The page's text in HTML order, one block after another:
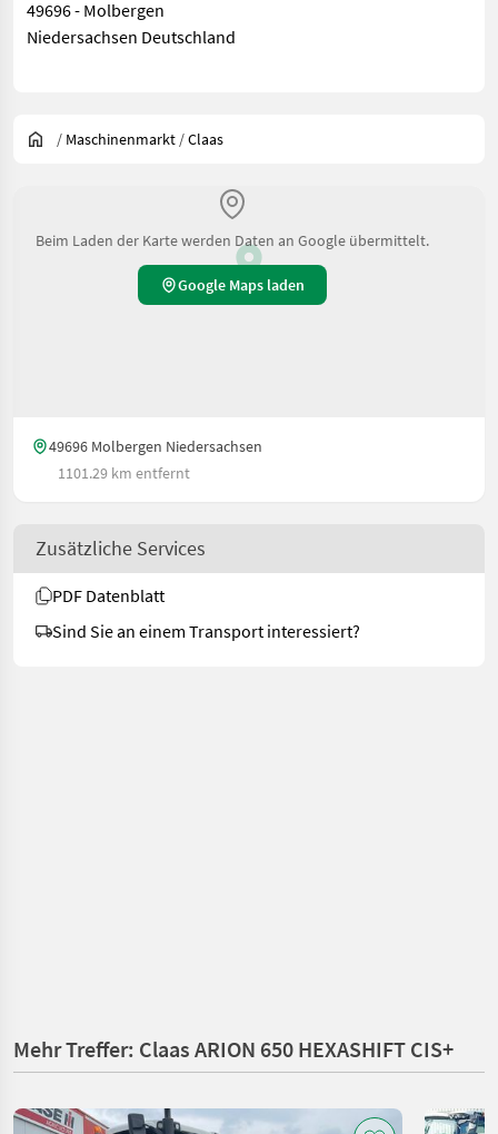
49696 - Molbergen
Niedersachsen Deutschland
/ Maschinenmarkt /Claas
Beim Laden der Karte werden Daten an Google übermittelt.
Google Maps laden
49696 Molbergen Niedersachsen
1101.29 km entfernt
Zusätzliche Services
PDF Datenblatt
Sind Sie an einem Transport interessiert?
Mehr Treffer: Claas ARION 650 HEXASHIFT CIS+